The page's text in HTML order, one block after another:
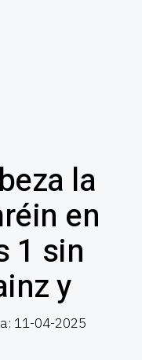
la
en
1 sin
y
11-04-2025